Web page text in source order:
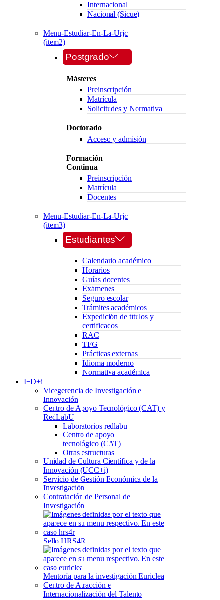
Internacional
Nacional (Sicue)
Menu-Estudiar-En-La-Urjc
(item2)
Postgrado
Másteres
Preinscripción
Matrícula
Solicitudes y Normativa
Doctorado
Acceso y admisión
Formación
Continua
Preinscripción
Matrícula
Docentes
Menu-Estudiar-En-La-Urjc
(item3)
Estudiantes
Calendario académico
Horarios
Guías docentes
Exámenes
Seguro escolar
Trámites académicos
Expedición de títulos y
certificados
RAC
TFG
Prácticas externas
Idioma moderno
Normativa académica
I+D+i
Vicegerencia de Investigación e
Innovación
Centro de Apoyo Tecnológico (CAT) y
RedLabU
Laboratorios redlabu
Centro de apoyo
tecnológico (CAT)
Otras estructuras
Unidad de Cultura Científica y de la
Innovación (UCC+i)
Servicio de Gestión Económica de la
Investigación
Contratación de Personal de
Investigación
Sello HRS4R
Mentoría para la investigación Euriclea
Centro de Atracción e
Internacionalización del Talento